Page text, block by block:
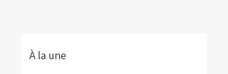
À la une